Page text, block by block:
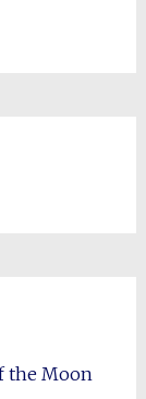
the Moon